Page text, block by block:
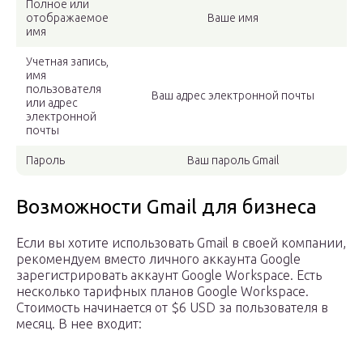
Полное или
отображаемое
имя
Ваше имя
Учетная запись,
имя
пользователя
или адрес
электронной
почты
Ваш адрес электронной почты
Пароль Ваш пароль Gmail
Возможности Gmail для бизнеса
Если вы хотите использовать Gmail в своей компании,
рекомендуем вместо личного аккаунта Google
зарегистрировать аккаунт Google Workspace. Есть
несколько тарифных планов Google Workspace.
Стоимость начинается от $6 USD за пользователя в
месяц. В нее входит: